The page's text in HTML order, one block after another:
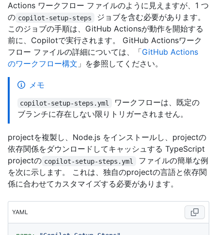
Actions ワークフロー ファイルのように見えますが、1 つ
の copilot-setup-steps
ジョブを含む必要があります。
このジョブの手順は、GitHub Actionsが動作を開始する
前に、Copilotで実行されます。 GitHub Actionsワーク
フロー ファイルの詳細については、「GitHub Actions
のワークフロー構文 」を参照してください。
メモ
copilot-setup-steps.yml
ワークフローは、既定の
ブランチに存在しない限りトリガーされません。
projectを複製し、Node.js をインストールし、projectの
依存関係をダウンロードしてキャッシュする TypeScript
projectの copilot-setup-steps.yml
ファイルの簡単な例
を次に示します。 これは、独自のprojectの言語と依存関
係に合わせてカスタマイズする必要があります。
YAML